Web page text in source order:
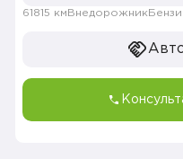
61815 км Внедорожник